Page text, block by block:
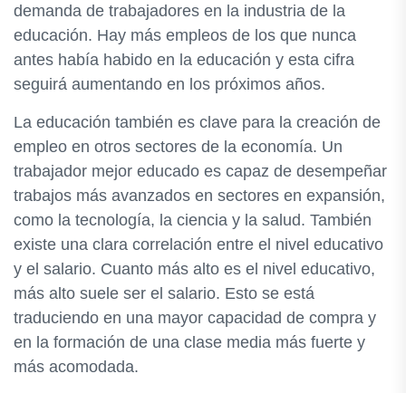
demanda de trabajadores en la industria de la
educación. Hay más empleos de los que nunca
antes había habido en la educación y esta cifra
seguirá aumentando en los próximos años.
La educación también es clave para la creación de
empleo en otros sectores de la economía. Un
trabajador mejor educado es capaz de desempeñar
trabajos más avanzados en sectores en expansión,
como la tecnología, la ciencia y la salud. También
existe una clara correlación entre el nivel educativo
y el salario. Cuanto más alto es el nivel educativo,
más alto suele ser el salario. Esto se está
traduciendo en una mayor capacidad de compra y
en la formación de una clase media más fuerte y
más acomodada.